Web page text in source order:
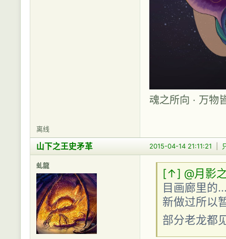
魂之所向 · 万物
离线
2015-04-14 21:11:21
山下之王史矛革
虬龍
[↑] @月影
目画廊里的
新做过所以
部分老龙都